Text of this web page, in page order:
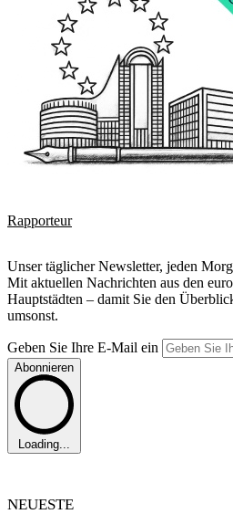
Rapporteur
Unser täglicher Newsletter, jeden
Mit aktuellen Nachrichten aus den
Hauptstädten – damit Sie den
umsonst.
Geben Sie Ihre E-Mail ein
Abonnieren
Loading...
NEUESTE